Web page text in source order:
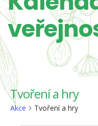
Tvoření a hry
Akce Tvoření a hry